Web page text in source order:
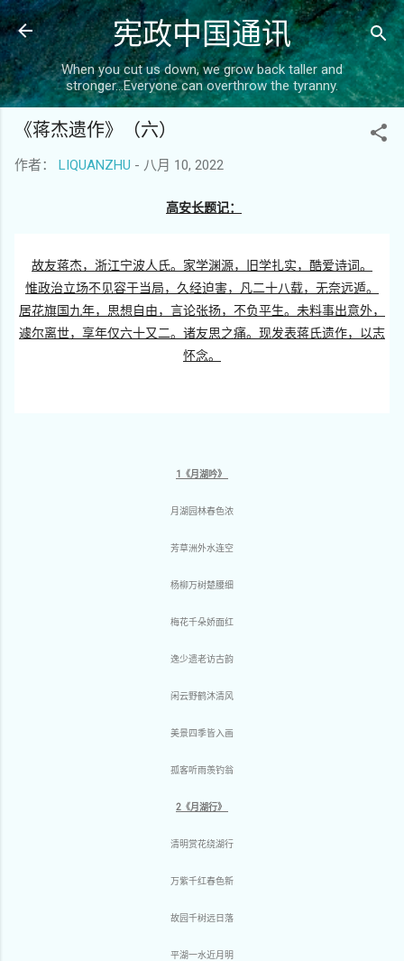
跳至主要内容
宪政中国通讯
When you cut us down, we grow back taller and
stronger...Everyone can overthrow the tyranny.
《蒋杰遗作》（六）
作者： LIQUANZHU - 八月 10, 2022
高安长题记：
故友蒋杰，浙江宁波人氏。家学渊源，旧学扎实，酷爱诗词。
惟政治立场不见容于当局，久经迫害，凡二十八载，无奈远遁。
居花旗国九年，思想自由，言论张扬，不负平生。未料事出意外，
遽尔离世，享年仅六十又二。诸友思之痛。现发表蒋氏遗作， 以志
怀念。
1《月湖吟》
月湖园林春色浓
芳草洲外水连空
杨柳万树楚腰细
梅花千朵娇面红
逸少遗老访古韵
闲云野鹤沐清风
美景四季皆入画
孤客听雨羡钓翁
2《月湖行》
清明赏花绕湖行
万紫千红春色新
故园千树远日落
平湖一水近月明